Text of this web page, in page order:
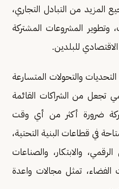
المزيد من التبادل التجاري،
وتطوير المشروعات المشتركة
للبلدين.
والتحولات المتسارعة
تجعل من الشراكات القائمة
ضرورة أكثر من أي وقت
في قطاعات البنية التحتية،
والابتكار، والصناعات
الفضاء، تمثل مجالات واعدة